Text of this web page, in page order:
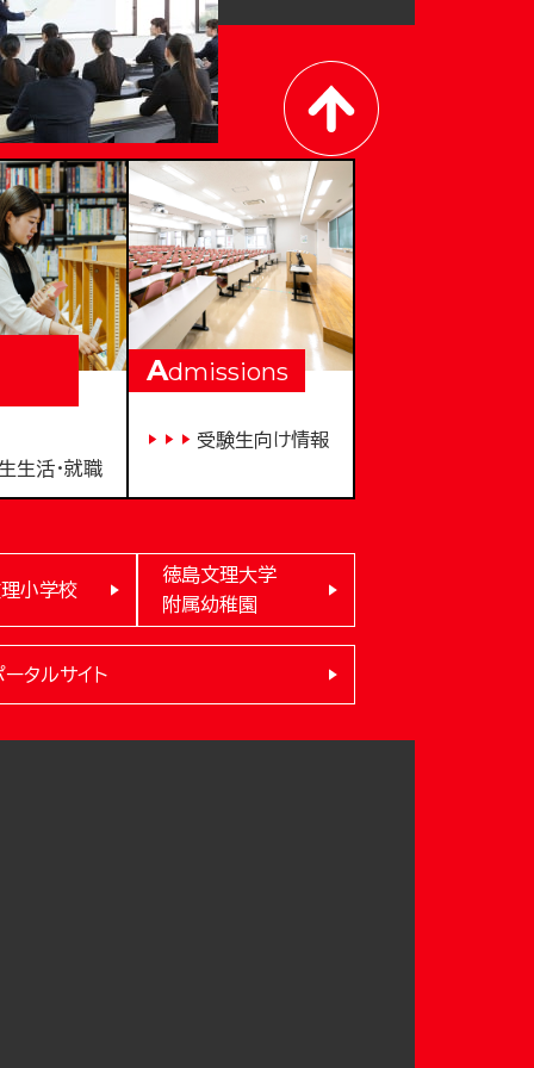
生活・就職
Admissions
受験生向け情報
小学校
徳島文理大学
附属幼稚園
タルサイト